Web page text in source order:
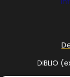
DIBLIO